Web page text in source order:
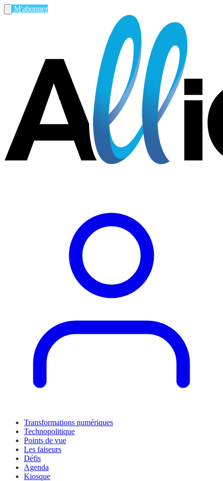
M'abonner
Transformations numériques
Technopolitique
Points de vue
Les faiseurs
Défis
Agenda
Kiosque